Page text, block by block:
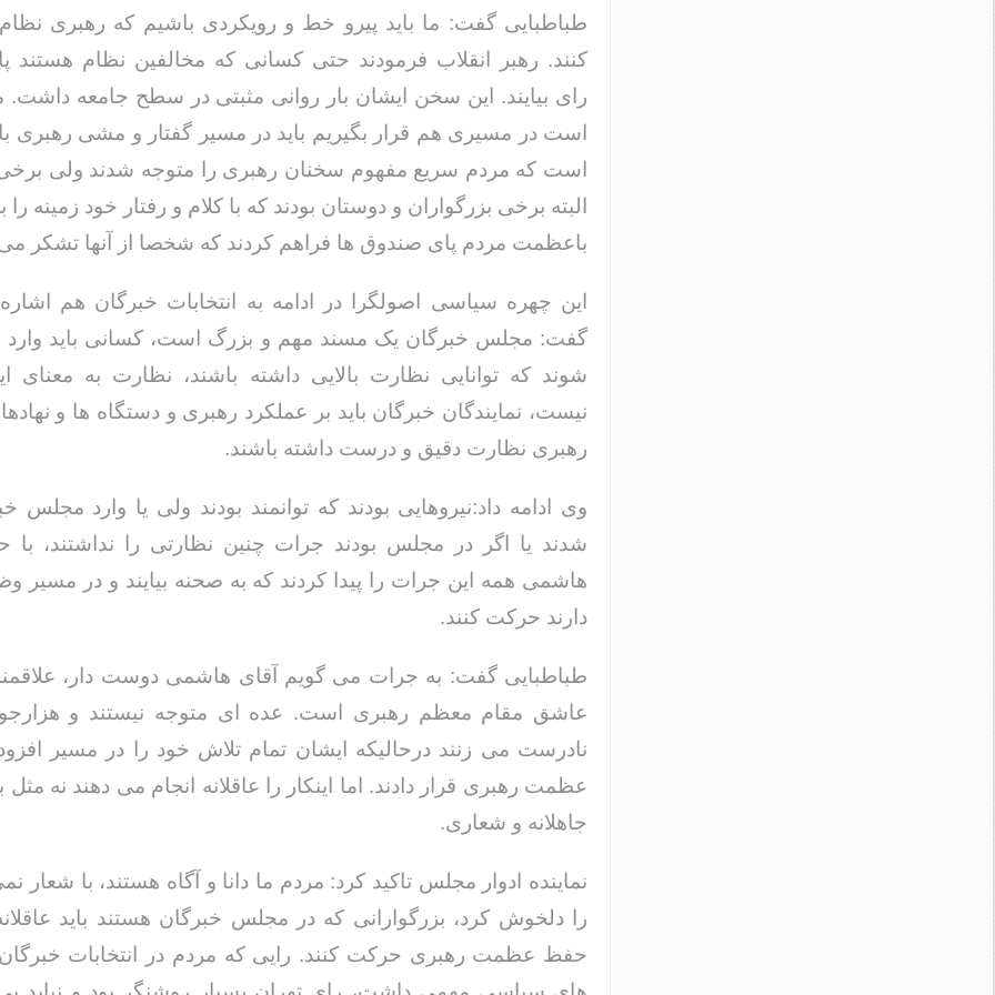
طباطبایی گفت: ما باید پیرو خط و رویکردی باشیم که رهبری
کنند. رهبر انقلاب فرمودند حتی کسانی که مخالفین نظام هستند
رای بیایند. این سخن ایشان بار روانی مثبتی در سطح جامعه داشت.
است در مسیری هم قرار بگیریم باید در مسیر گفتار و مشی رهبری
است که مردم سریع مفهوم سخنان رهبری را متوجه شدند ولی برخی
البته برخی بزرگواران و دوستان بودند که با کلام و رفتار خود زمینه
باعظمت مردم پای صندوق ها فراهم کردند که شخصا از آنها تشکر
این چهره سیاسی اصولگرا در ادامه به انتخابات خبرگان هم
گفت: مجلس خبرگان یک مسند مهم و بزرگ است، کسانی باید
شوند که توانایی نظارت بالایی داشته باشند، نظارت به معنای
نیست، نمایندگان خبرگان باید بر عملکرد رهبری و دستگاه ها و
رهبری نظارت دقیق و درست داشته باشند.
وی ادامه داد:نیروهایی بودند که توانمند بودند ولی یا وارد مجلس
شدند یا اگر در مجلس بودند جرات چنین نظارتی را نداشتند، با
هاشمی همه این جرات را پیدا کردند که به صحنه بیایند و در مسیر
دارند حرکت کنند.
طباطبایی گفت: به جرات می گویم آقای هاشمی دوست دار،
عاشق مقام معظم رهبری است. عده ای متوجه نیستند و
نادرست می زنند درحالیکه ایشان تمام تلاش خود را در مسیر
عظمت رهبری قرار دادند. اما اینکار را عاقلانه انجام می دهند نه مثل
جاهلانه و شعاری.
نماینده ادوار مجلس تاکید کرد: مردم ما دانا و آگاه هستند، با شعار
را دلخوش کرد، بزرگوارانی که در مجلس خبرگان هستند باید
حفظ عظمت رهبری حرکت کنند. رایی که مردم در انتخابات خبرگان